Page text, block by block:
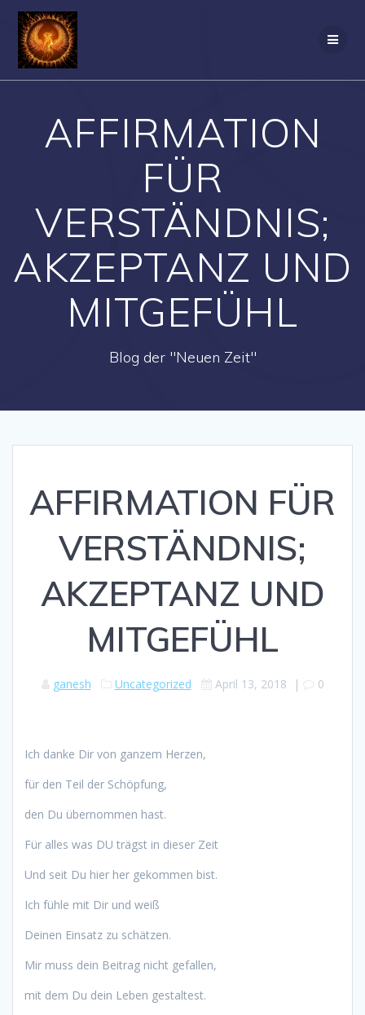
AFFIRMATION
FÜR
VERSTÄNDNIS;
AKZEPTANZ UND
MITGEFÜHL
Blog der "Neuen Zeit"
AFFIRMATION FÜR
VERSTÄNDNIS;
AKZEPTANZ UND
MITGEFÜHL
ganesh Uncategorized April 13, 2018 | 0
Ich danke Dir von ganzem Herzen,
für den Teil der Schöpfung,
den Du übernommen hast.
Für alles was DU trägst in dieser Zeit
Und seit Du hier her gekommen bist.
Ich fühle mit Dir und weiß
Deinen Einsatz zu schätzen.
Mir muss dein Beitrag nicht gefallen,
mit dem Du dein Leben gestaltest.